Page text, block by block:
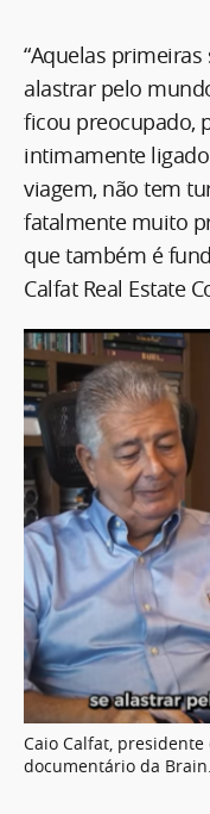
“Aquelas
alastrar pelo
ficou preocupado,
intimamente
viagem, não tem
fatalmente muito
que também é
Calfat Real Estate
Caio Calfat,
documentário da Brain.